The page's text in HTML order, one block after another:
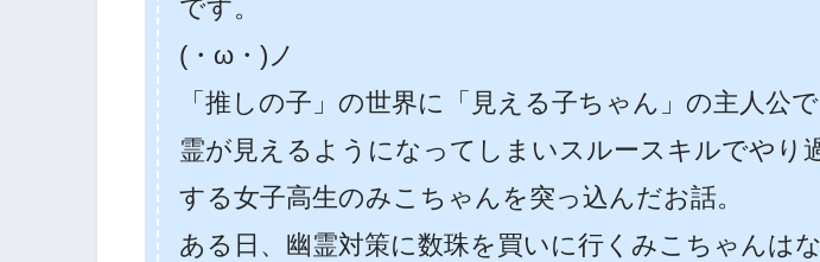
です。
(・ω・)ノ
「推しの子」の世界に「見える子ちゃん」の主人公
霊が見えるようになってしまいスルースキルでやり
する女子高生のみこちゃんを突っ込んだお話。
ある日、幽霊対策に数珠を買いに行くみこちゃんは